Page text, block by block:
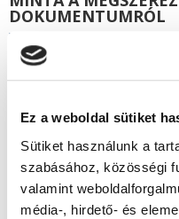
Ez a weboldal sütiket
Sütiket használunk a
szabásához, közösségi
valamint
média-, hirdető- és
DOKUMENTUMRÓL
GYAKRAN ISMÉTELT